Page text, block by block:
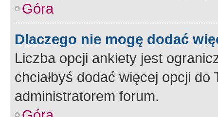
Góra
Dlaczego nie mogę dodać
Liczba opcji ankiety jest
chciałbyś dodać więcej opcji
administratorem forum.